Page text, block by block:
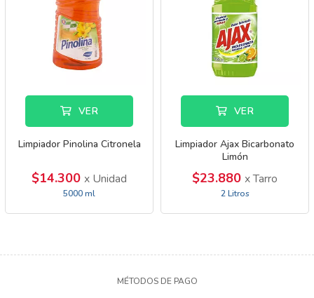
VER
Limpiador Pinolina Citronela
$14.300 x Unidad
5000 ml
VER
Limpiador Ajax Bicarbonato
Limón
$23.880 x Tarro
2 Litros
MÉTODOS DE PAGO